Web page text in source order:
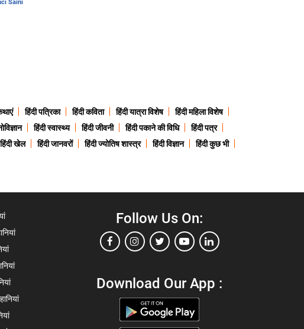
Saini
हिंदी पत्रिका हिंदी कविता हिंदी यात्रा विशेष
हिंदी महिला विशेष
हिंदी स्वास्थ्य हिंदी जीवनी हिंदी पकाने की विधि
हिंदी पत्र
हिंदी खेल हिंदी जानवरों हिंदी ज्योतिष शास्त्र हिंदी विज्ञान
हिंदी कुछ भी
Follow Us On:
Download Our App :